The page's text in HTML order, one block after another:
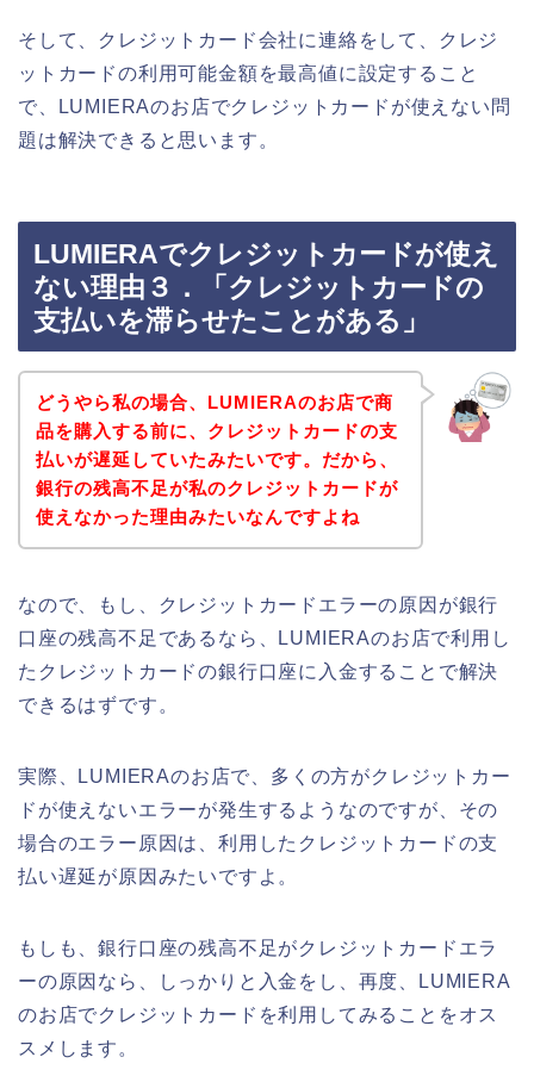
そして、クレジットカード会社に連絡をして、クレジ
ットカードの利用可能金額を最高値に設定すること
で、LUMIERAのお店でクレジットカードが使えない問
題は解決できると思います。
LUMIERAでクレジットカードが使え
ない理由３．「クレジットカードの
支払いを滞らせたことがある」
どうやら私の場合、LUMIERAのお店で商
品を購入する前に、クレジットカードの支
払いが遅延していたみたいです。だから、
銀行の残高不足が私のクレジットカードが
使えなかった理由みたいなんですよね
なので、もし、クレジットカードエラーの原因が銀行
口座の残高不足であるなら、LUMIERAのお店で利用し
たクレジットカードの銀行口座に入金することで解決
できるはずです。
実際、LUMIERAのお店で、多くの方がクレジットカー
ドが使えないエラーが発生するようなのですが、その
場合のエラー原因は、利用したクレジットカードの支
払い遅延が原因みたいですよ。
もしも、銀行口座の残高不足がクレジットカードエラ
ーの原因なら、しっかりと入金をし、再度、LUMIERA
のお店でクレジットカードを利用してみることをオス
スメします。